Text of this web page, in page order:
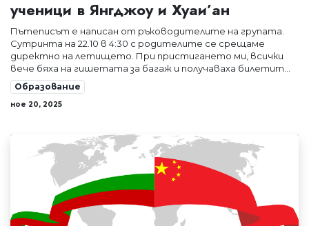
ученици в Янгджоу и Хуаи’ан
Пътеписът е написан от ръководителите на групата.
Сутринта на 22.10 в 4:30 с родителите се срещаме
директно на летището. При пристигането ми, всички
вече бяха на гишетата за багаж и получаваха билетит...
Образование
ное 20, 2025